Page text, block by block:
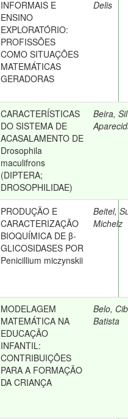
INFORMAIS E
ENSINO
EXPLORATÓRIO:
PROFISSÕES
COMO SITUAÇÕES
MATEMÁTICAS
GERADORAS
Delis
CARACTERÍSTICAS
DO SISTEMA DE
ACASALAMENTO DE
Drosophila
maculifrons
(DIPTERA;
DROSOPHILIDAE)
Beira,
PRODUÇÃO E
CARACTERIZAÇÃO
BIOQUÍMICA DE β-
GLICOSIDASES POR
Penicillium miczynskii
Beitel,
Michelz
MODELAGEM
MATEMÁTICA NA
EDUCAÇÃO
INFANTIL:
CONTRIBUIÇÕES
PARA A FORMAÇÃO
DA CRIANÇA
Belo,
Batista